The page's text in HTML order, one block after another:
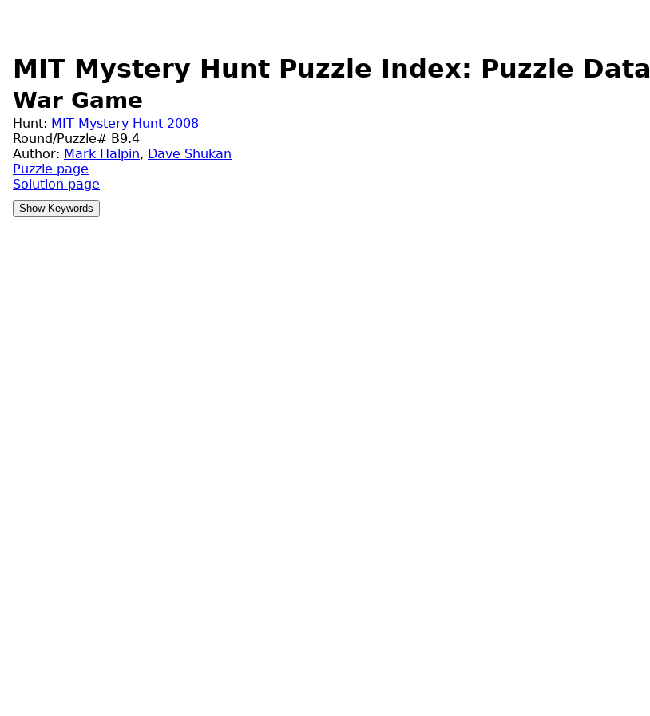
MIT Mystery Hunt Puzzle Index: Puzzle Data
War Game
Hunt: MIT Mystery Hunt 2008
Round/Puzzle# B9.4
Author: Mark Halpin, Dave Shukan
Puzzle page
Solution page